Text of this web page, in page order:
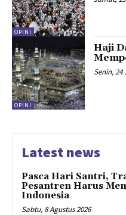
OPINI
OPINI
Haji
Senin, 24
Latest news
Pasca Hari Santri,
Pesantren Harus
Indonesia
Sabtu, 8 Agustus 2026